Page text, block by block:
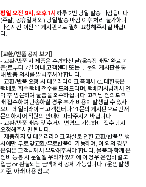
평일 오전 9시, 오후 1시하루 2번 당일 발송 마감됩니다.
(주말, 공휴일 제외) 당일 발송 마감 이후 처리 불가하니
마감시간 이전 1:1 게시판으로 필히 요청해주시길 바랍니
다.
[교환/반품 공지 보기]
- 교환/반품 시 제품을 수령하신 날(운송장 배달 완료 기
준)로부터 7일 이내 고객센터 또는 1:1 문의 게시판을 통
해 반품 의사를 밝혀주셔야 합니다.
- 교환/반품 요청 시 데일리라이크 측에서 CJ대한통운
택배로 회수 택배 접수를 도와드리며, 택배기사님께서 연
락 후 방문하여 물품을 회수하십니다. 고객님 임의로 택
배 접수하여 반송하실 경우 추가 비용이 발생할 수 있사
오니 데일리라이크 고객센터나 1:1 문의 게시판으로 먼저
문의하시어 직원의 안내에 따라주시기 바랍니다.
- 교환/반품 배송 및 수거지 변경도 가능하니 접수 당시
요청해주시면 됩니다.
- 제품하자 및 데일리라이크 과실로 인한 교환/반품 발생
시에만 무료 맞교환/무료반품이 가능하며, 이 외의 경우
운임은 고객님께서 부담해주셔야 합니다. 물품과 함께 운
임비 동봉 시 분실될 우려가 있기에 이 경우 운임비 별도
입금 or 환불되는 금액에서 공제 가능합니다. (운임 발생
기준, 아래 내용 참고)